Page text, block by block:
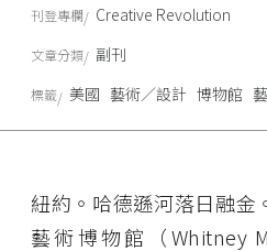
紐約。哈德遜河落日融金
藝術博物館（Whitney
刊登專欄 Creative Revolution
文章分類 副刊
標籤 美國 藝術／設計 博物館